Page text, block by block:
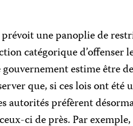
une panoplie de
catégorique d’offenser
estime être
que, si ces lois ont été
autorités préfèrent
ci de près. Par